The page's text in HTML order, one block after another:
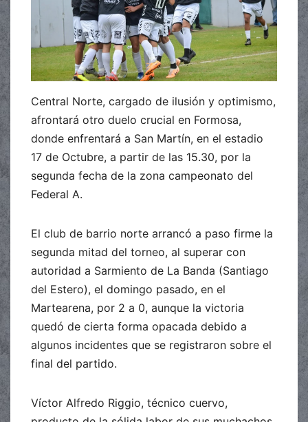
Central Norte, cargado de ilusión y optimismo,
afrontará otro duelo crucial en Formosa,
donde enfrentará a San Martín, en el estadio
17 de Octubre, a partir de las 15.30, por la
segunda fecha de la zona campeonato del
Federal A.
El club de barrio norte arrancó a paso firme la
segunda mitad del torneo, al superar con
autoridad a Sarmiento de La Banda (Santiago
del Estero), el domingo pasado, en el
Martearena, por 2 a 0, aunque la victoria
quedó de cierta forma opacada debido a
algunos incidentes que se registraron sobre el
final del partido.
Víctor Alfredo Riggio, técnico cuervo,